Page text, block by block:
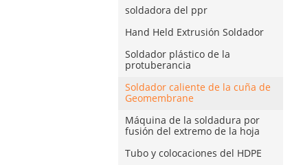
soldadora del ppr
Hand Held Extrusión Soldador
Soldador plástico de la
protuberancia
Soldador caliente de la cuña de
Geomembrane
Máquina de la soldadura por
fusión del extremo de la hoja
Tubo y colocaciones del HDPE